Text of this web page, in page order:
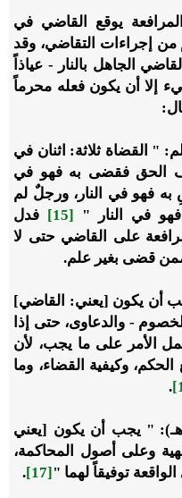
يوقع القاضي في
من إجراءات التقاضي، وقد
الجاهل بالنار - عياذاً
إلا أن يكون فعله محرماً
" القضاة ثلاثة: اثنان في
الحق فقضى به فهو في
فهو في النار، ورجلٌ لم
في النار "
[15]
فدل
على القاضي حتى لا
قضى بغير علم.
499هـ) "... يجب أن يكون [يعني: القاضي]
- والدعاوى، حتى إذا
الأمر على ما يجب، لأن
وكيفية القضاء، وما
.
ويقول علي حيدر (كان حياً: 1327هـ): " يجب أن يكون [يعني
وعلى أصول المحاكمة،
توفيقاً لهما " [17]
.